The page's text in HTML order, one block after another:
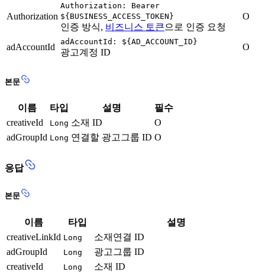
Authorization
Authorization: Bearer
${BUSINESS_ACCESS_TOKEN}
인증 방식, 비즈니스 토큰으로 인증 요청
O
adAccountId
adAccountId: ${AD_ACCOUNT_ID}
광고계정 ID
O
본문
이름 타입 설명
필수
creativeId
Long 소재 ID
O
adGroupId Long 연결할 광고그룹 ID O
응답
본문
이름 타입
설명
creativeLinkId Long
소재연결 ID
adGroupId
Long
광고그룹 ID
creativeId
Long 소재 ID